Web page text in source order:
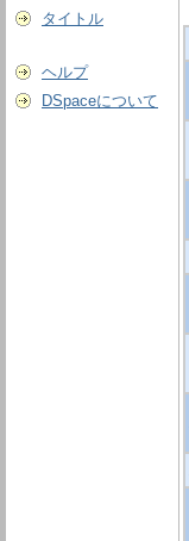
タイトル
ヘルプ
DSpaceについて